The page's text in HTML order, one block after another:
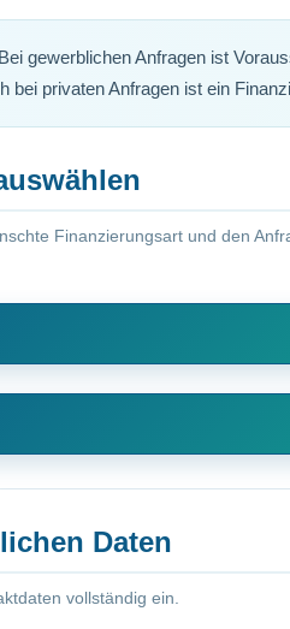
Bei gewerblichen Anfragen ist
bei privaten Anfragen ist ein
Finanzierungsart und den
Daten
vollständig ein.